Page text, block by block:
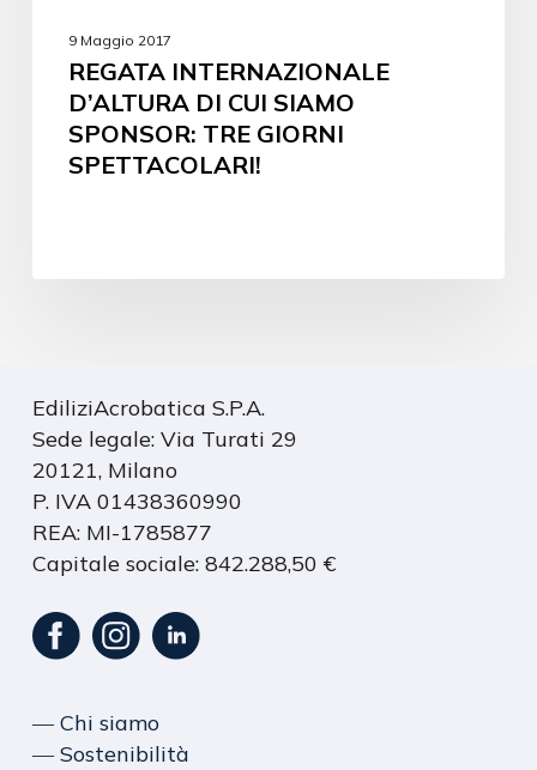
9 Maggio 2017
REGATA INTERNAZIONALE
D’ALTURA DI CUI SIAMO
SPONSOR: TRE GIORNI
SPETTACOLARI!
EdiliziAcrobatica S.P.A.
Sede legale: Via Turati 29
20121, Milano
P. IVA 01438360990
REA: MI-1785877
Capitale sociale: 842.288,50 €
― Chi siamo
― Sostenibilità